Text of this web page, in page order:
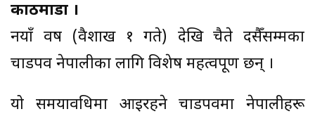
काठमाडौँ ।
नयाँ वर्ष (वैशाख १ गते) देखि चैते दसैँसम्मका
चाडपर्व नेपालीका लागि विशेष महत्वपूर्ण छन् ।
यो समयावधिमा आइरहने चाडपर्वमा नेपालीहरू